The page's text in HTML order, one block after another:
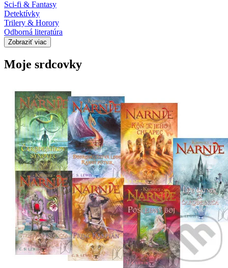
Sci-fi & Fantasy
Detektívky
Trilery & Horory
Odborná literatúra
Zobraziť viac
Moje srdcovky